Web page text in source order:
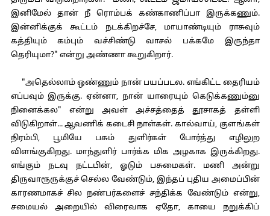
இனிமேல் தான் நீ ரொம்பக் கண்காணிப்பா இருக்கணும்.
இன்னிக்குக் கூட்டம் நடக்கிறச்சே, மாயாண்டியும் ராசுவும்
கத்தியும் கம்பும் வச்சிண்டு வாசல் பக்கமே இருந்தா
தெரியுமா?" என்று அண்ணா கூறுகிறார்.
"அதெல்லாம் ஒண்ணும் நான் பயப்படல. எங்கிட்ட தைரியம்
எப்பவும் இருக்கு. ஏன்னா, நான் யாரையும் கெடுக்கணும்னு
நினைக்கல" என்று அவள் அச்சத்தைத் தூசாகத் தள்ளி
விடுகிறாள்... ஆவணிக் கடைசி நாள்கள். கால்வாய், குளங்கள்
நிரம்பி, பூமியே பசும் துளிர்கள் போர்த்து எழிலுற
விளங்குகிறது. மாந்துளிர் பார்க்க மிக அழகாக இருக்கிறது.
எங்கும் நடவு நட்டபின், ஓடும் பசுமைகள். மணி அன்று
திருவாரூருக்குச் செல்ல வேண்டும், இந்தப் புதிய அமைப்பின்
காரணமாகச் சில நண்பர்களைச் சந்திக்க வேண்டும் என்று,
சமையல் அறையில் விரைவாக ஏதோ, காயை நறுக்கிப்